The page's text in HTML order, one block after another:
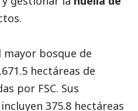
bosque de
hectáreas de
por FSC. Sus
375.8 hectáreas